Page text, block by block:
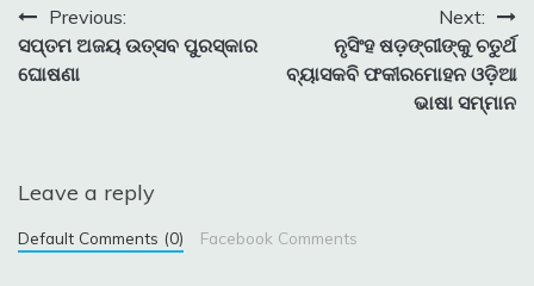
Post
navigation
Previous:
ସପ୍ତମ ଅଜୟ ଉତ୍ସବ ପୁରସ୍କାର
ଘୋଷଣା
Next:
ନୃସିଂହ ଷଡ଼ଙ୍ଗୀଙ୍କୁ ଚତୁର୍ଥ
ବ୍ୟାସକବି ଫକୀରମୋହନ ଓଡ଼ିଆ
ଭାଷା ସମ୍ମାନ
Leave a reply
Default Comments (0) Facebook Comments